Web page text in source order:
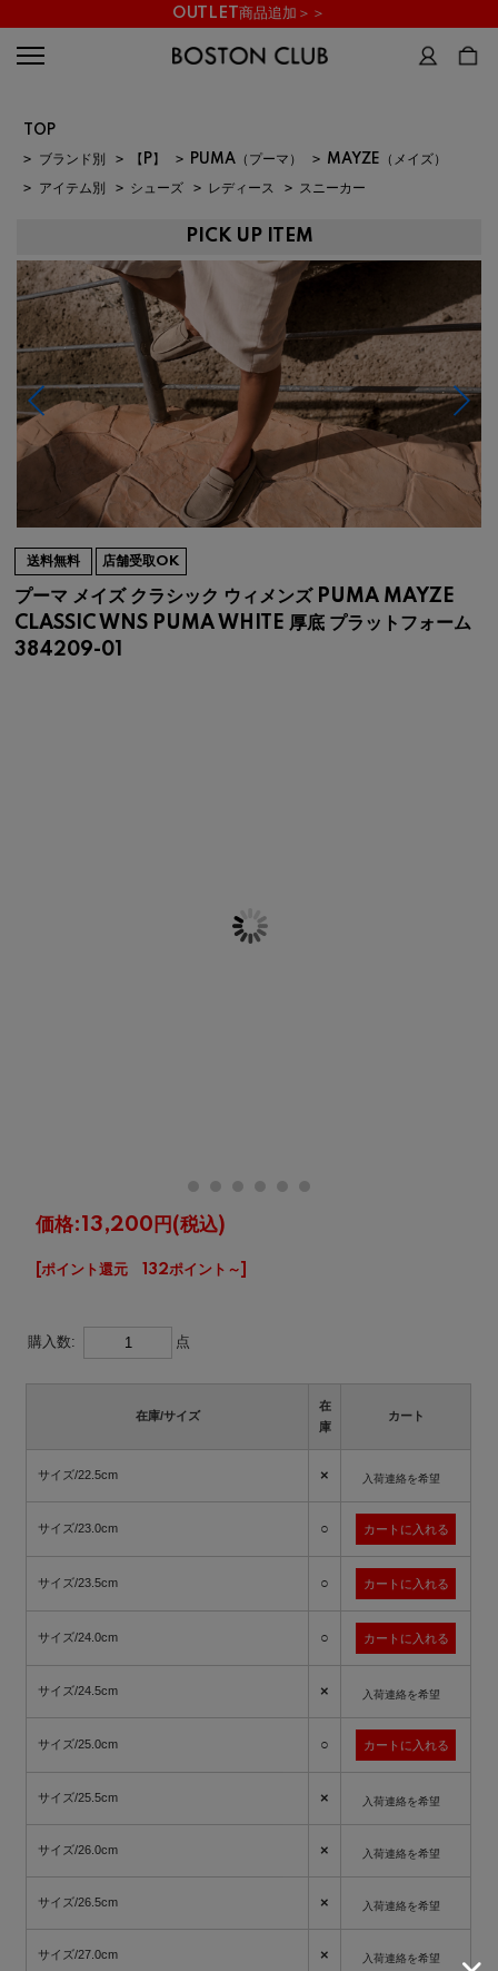
OUTLET商品追加＞＞
TOP
> ブランド別 > 【P】 > PUMA（プーマ） > MAYZE（メイズ）
> アイテム別 > シューズ > レディース > スニーカー
PICK UP ITEM
送料無料 店舗受取OK
プーマ メイズ クラシック ウィメンズ PUMA MAYZE
CLASSIC WNS PUMA WHITE 厚底 プラットフォーム
384209-01
価格:13,200円 (税込)
[ポイント還元 132ポイント～]
購入数: 点
在庫/サイズ
在
庫
カート
サイズ/22.5cm × 入荷連絡を希望
サイズ/23.0cm ○
サイズ/23.5cm ○
サイズ/24.0cm ○
サイズ/24.5cm × 入荷連絡を希望
サイズ/25.0cm ○
サイズ/25.5cm × 入荷連絡を希望
サイズ/26.0cm × 入荷連絡を希望
サイズ/26.5cm × 入荷連絡を希望
サイズ/27.0cm × 入荷連絡を希望